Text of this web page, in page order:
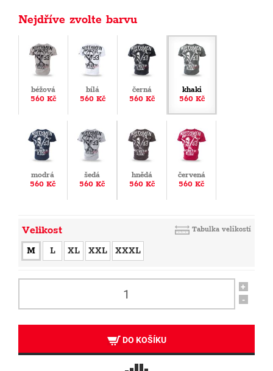
Nejdříve zvolte barvu
béžová
560 Kč
bílá
560 Kč
černá
560 Kč
khaki
560 Kč
modrá
560 Kč
šedá
560 Kč
hnědá
560 Kč
červená
560 Kč
Velikost Tabulka velikostí
M L XL XXL XXXL
+
-
DO KOŠÍKU